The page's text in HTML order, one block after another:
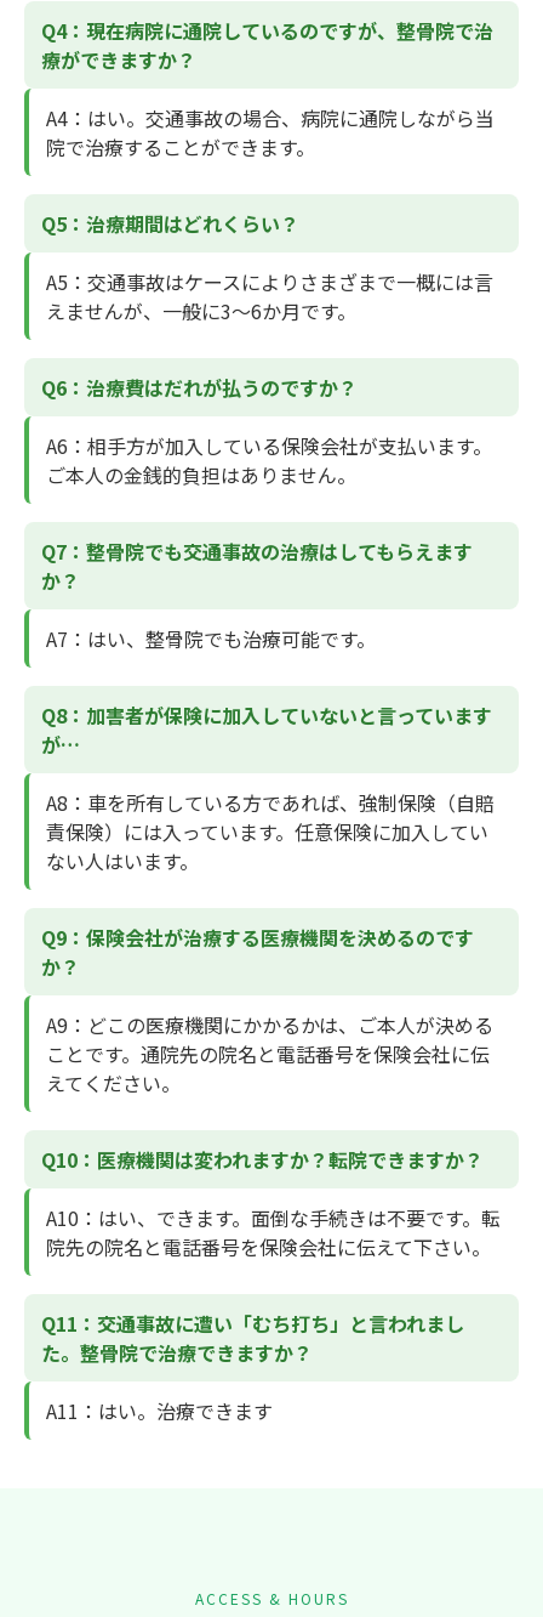
Q4：現在病院に通院しているのですが、整骨院で治
療ができますか？
A4 ：はい。交通事故の場合、病院に通院しながら当
院で治療することができます。
Q5：治療期間はどれくらい？
A5 ：交通事故はケースによりさまざまで一概には言
えませんが、一般に3～6か月です。
Q6：治療費はだれが払うのですか？
A6 ：相手方が加入している保険会社が支払います。
ご本人の金銭的負担はありません。
Q7：整骨院でも交通事故の治療はしてもらえます
か？
A7 ：はい、整骨院でも治療可能です。
Q8：加害者が保険に加入していないと言っています
が…
A8 ：車を所有している方であれば、強制保険（自賠
責保険）には入っています。任意保険に加入してい
ない人はいます。
Q9：保険会社が治療する医療機関を決めるのです
か？
A9 ：どこの医療機関にかかるかは、ご本人が決める
ことです。通院先の院名と電話番号を保険会社に伝
えてください。
Q10：医療機関は変われますか？転院できますか？
A10 ：はい、できます。面倒な手続きは不要です。転
院先の院名と電話番号を保険会社に伝えて下さい。
Q11：交通事故に遭い「むち打ち」と言われまし
た。整骨院で治療できますか？
A11 ：はい。治療できます
ACCESS & HOURS